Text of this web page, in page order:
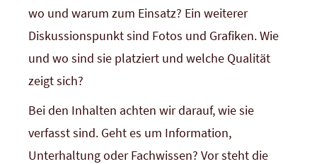
wo und warum zum Einsatz? Ein weiterer
Diskussionspunkt sind Fotos und Grafiken. Wie
und wo sind sie platziert und welche Qualität
zeigt sich?
Bei den Inhalten achten wir darauf, wie sie
verfasst sind. Geht es um Information,
Unterhaltung oder Fachwissen? Vor steht die